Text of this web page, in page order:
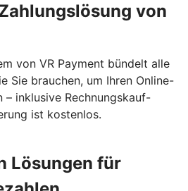
von
von VR Payment bündelt alle
Sie brauchen, um Ihren Online-
– inklusive Rechnungskauf-
ist kostenlos.
Lösungen für